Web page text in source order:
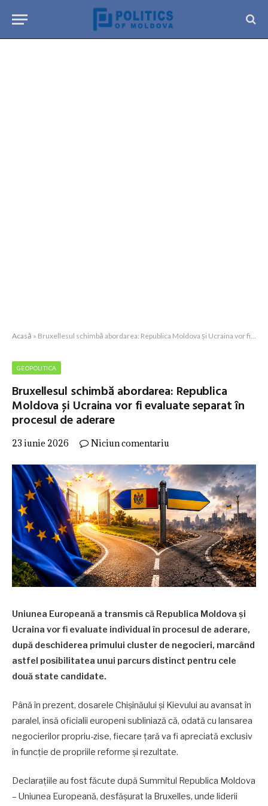
Acasă » Bruxellesul schimbă abordarea: Republica Moldova și Ucraina vor fi evaluate separat în procesul de aderare
GEOPOLITICA
Bruxellesul schimbă abordarea: Republica
Moldova și Ucraina vor fi evaluate separat în
procesul de aderare
23 iunie 2026 Niciun comentariu
Uniunea Europeană a transmis că Republica Moldova și
Ucraina vor fi evaluate individual în procesul de aderare,
după deschiderea primului cluster de negocieri, marcând
astfel posibilitatea unui parcurs distinct pentru cele
două state candidate.
Până în prezent, dosarele Chișinăului și Kievului au avansat în
paralel, însă oficialii europeni subliniază că, odată cu lansarea
negocierilor propriu-zise, fiecare țară va fi apreciată exclusiv
în funcție de propriile reforme și rezultate.
Declarațiile au fost făcute după Summitul Republica Moldova
– Uniunea Europeană, desfășurat la Bruxelles, unde liderii